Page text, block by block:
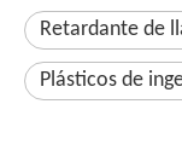
Retardante de
Plásticos de